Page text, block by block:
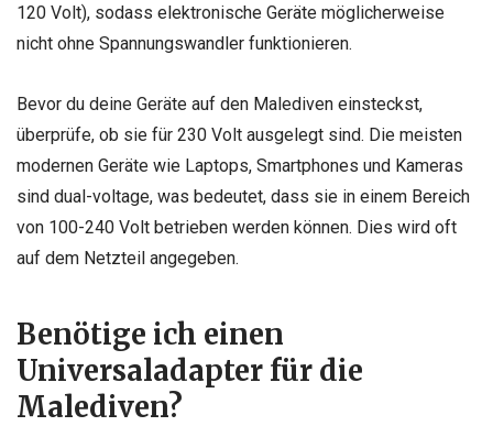
120 Volt), sodass elektronische Geräte möglicherweise
nicht ohne Spannungswandler funktionieren.
Bevor du deine Geräte auf den Malediven einsteckst,
überprüfe, ob sie für 230 Volt ausgelegt sind. Die meisten
modernen Geräte wie Laptops, Smartphones und Kameras
sind dual-voltage, was bedeutet, dass sie in einem Bereich
von 100-240 Volt betrieben werden können. Dies wird oft
auf dem Netzteil angegeben.
Benötige ich einen
Universaladapter für die
Malediven?